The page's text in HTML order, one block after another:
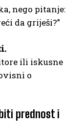
nego pitanje:
da griješi?”
ili iskusne
o
prednost i